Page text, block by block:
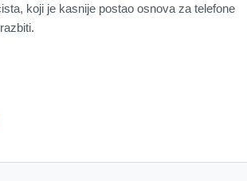
koji je kasnije postao osnova za telefone